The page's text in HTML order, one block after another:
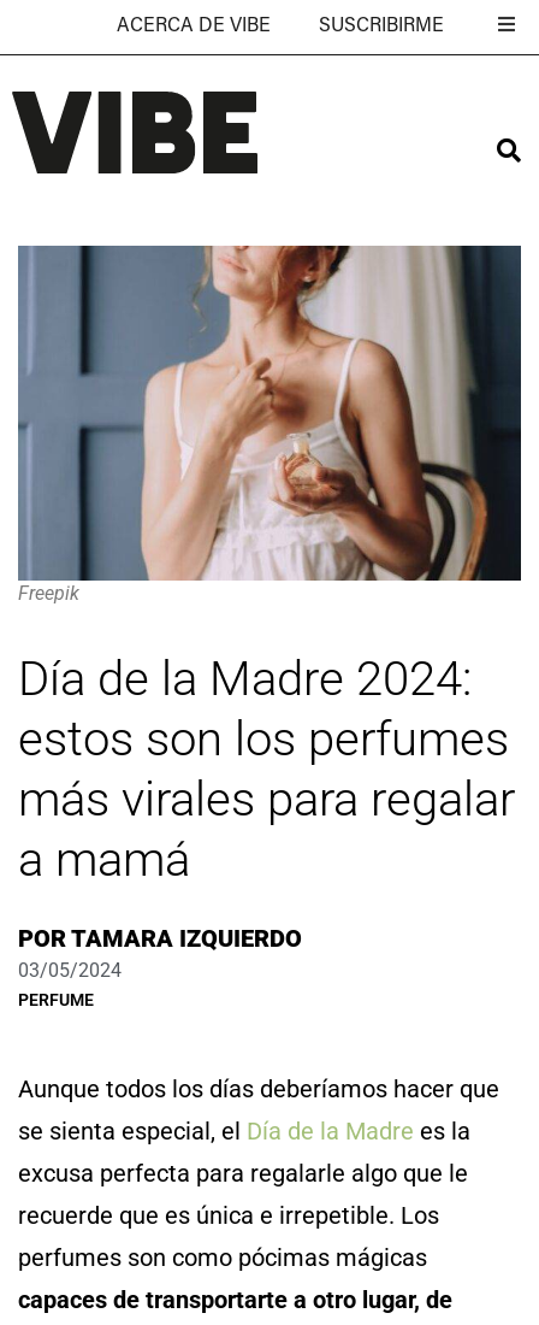
ACERCA DE VIBE SUSCRIBIRME
Freepik
Día de la Madre 2024:
estos son los perfumes
más virales para regalar
a mamá
PORTAMARA IZQUIERDO
03/05/2024
PERFUME
Aunque todos los días deberíamos hacer que
se sienta especial, el Día de la Madre es la
excusa perfecta para regalarle algo que le
recuerde que es única e irrepetible. Los
perfumes son como pócimas mágicas
capaces de transportarte a otro lugar, de